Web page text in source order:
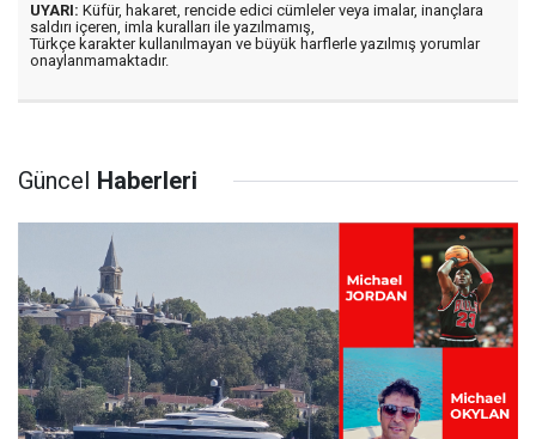
UYARI: Küfür, hakaret, rencide edici cümleler veya imalar, inançlara
saldırı içeren, imla kuralları ile yazılmamış,
Türkçe karakter kullanılmayan ve büyük harflerle yazılmış yorumlar
onaylanmamaktadır.
Güncel Haberleri